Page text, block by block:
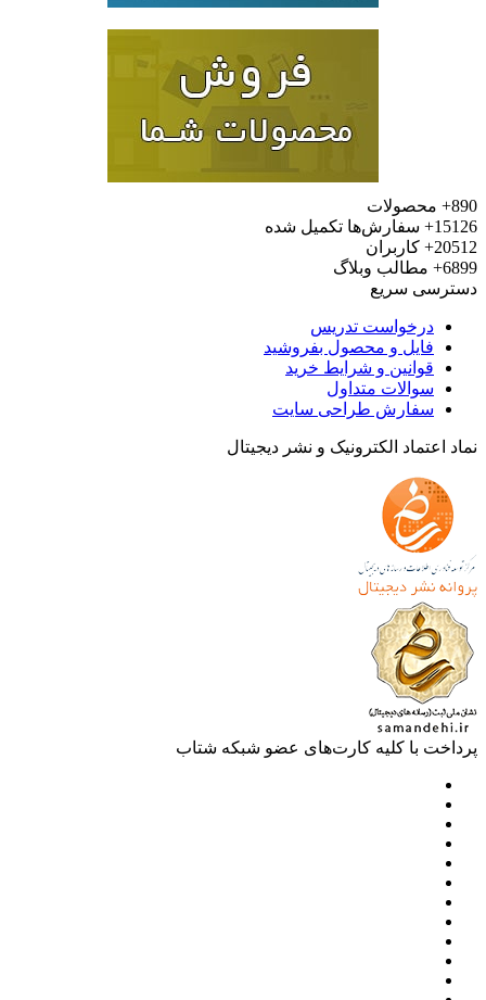
محصولات
سفارش‌ها تکمیل شده
کاربران
مطالب وبلاگ
سریع
درخواست تدریس
فایل و محصول بفروشید
قوانین و شرایط خرید
سوالات متداول
سفارش طراحی سایت
اعتماد الکترونیک و نشر دیجیتال
با کلیه کارت‌های عضو شبکه شتاب